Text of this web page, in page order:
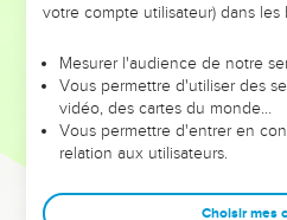
leur foi ou leur vision. Mais on voit
et les saisons difficiles qu'ils ont
sont elles qui les
Dans cette conférence, leaders,
clés pour avancer avec plus de
votre compte utilisateur) dans les
Mesurer l'audience de notre
Vous permettre d'utiliser des
vidéo, des cartes du monde…
Vous permettre d'entrer en
relation aux utilisateurs.
Choisir mes